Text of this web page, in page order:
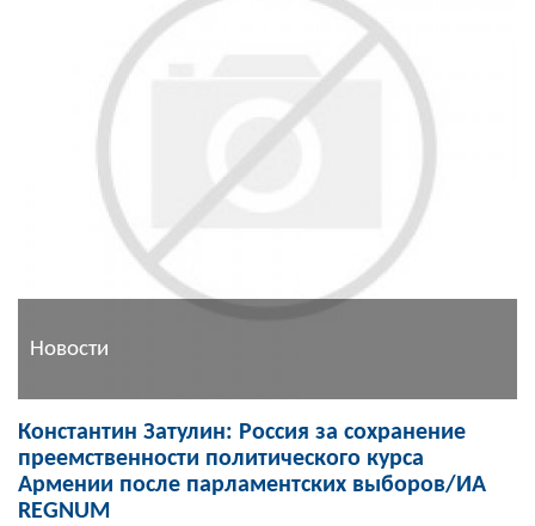
Новости
Константин Затулин: Россия за сохранение
преемственности политического курса
Армении после парламентских выборов/ИА
REGNUM